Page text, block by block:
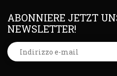
ABONNIERE JETZT
NEWSLETTER!